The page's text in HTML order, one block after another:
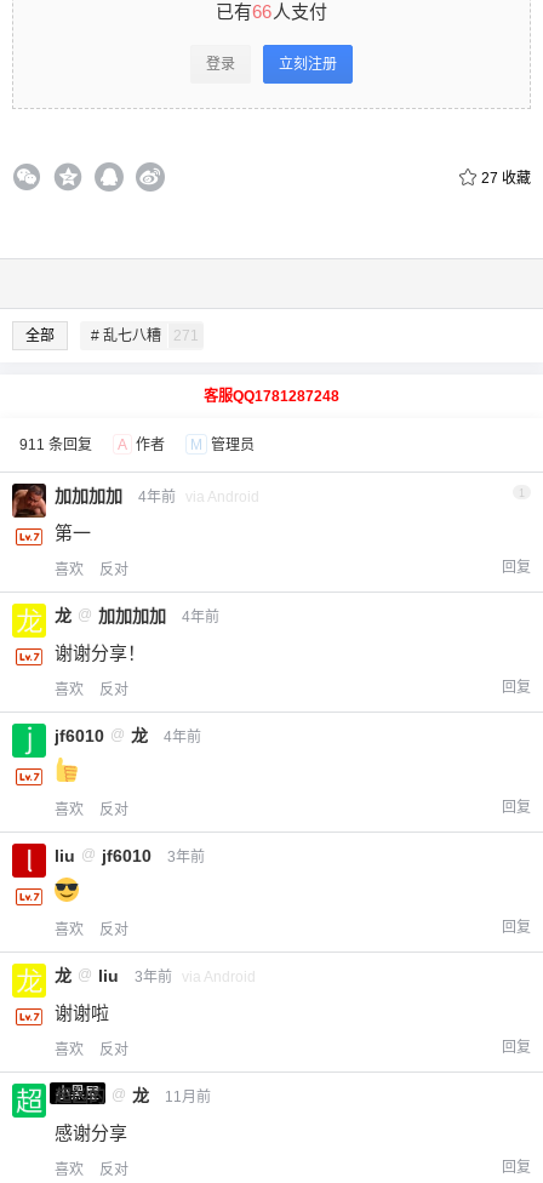
已有66人支付
登录 立刻注册
27 收藏
全部 # 乱七八糟 271
客服QQ1781287248
911 条回复 A 作者 M 管理员
加加加加 4年前 via Android 1
第一
喜欢 反对 回复
龙 @ 加加加加 4年前
谢谢分享！
喜欢 反对 回复
jf6010 @ 龙 4年前
喜欢 反对 回复
liu @ jf6010 3年前
喜欢 反对 回复
龙 @ liu 3年前 via Android
谢谢啦
喜欢 反对 回复
小黑屋
超凶的 @ 龙 11月前
感谢分享
喜欢 反对 回复